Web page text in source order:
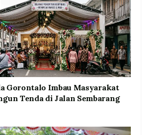
Gorontalo Imbau Masyarakat
Tenda di Jalan Sembarang